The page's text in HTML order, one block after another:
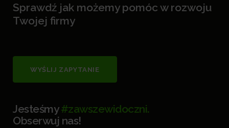
Sprawdź jak możemy pomóc w rozwoju
Twojej firmy
WYŚLIJ ZAPYTANIE
Jesteśmy#zawszewidoczni.
Obserwuj nas!